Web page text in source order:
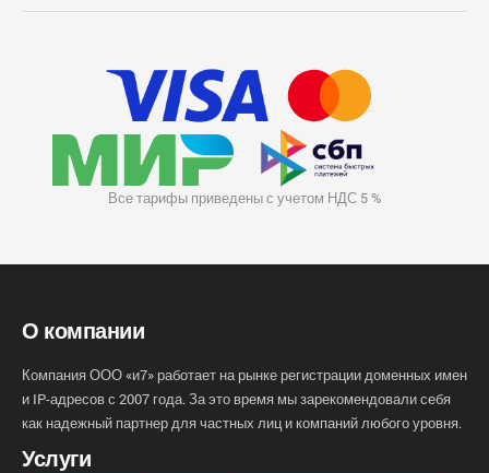
Все тарифы приведены с учетом НДС 5 %
О компании
Компания ООО «и7» работает на рынке регистрации доменных имен
и IP-адресов с 2007 года. За это время мы зарекомендовали себя
как надежный партнер для частных лиц и компаний любого уровня.
Услуги